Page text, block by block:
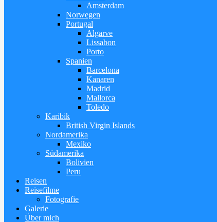
Amsterdam
Norwegen
Portugal
Algarve
Lissabon
Porto
Spanien
Barcelona
Kanaren
Madrid
Mallorca
Toledo
Karibik
British Virgin Islands
Nordamerika
Mexiko
Südamerika
Bolivien
Peru
Reisen
Reisefilme
Fotografie
Galerie
Über mich